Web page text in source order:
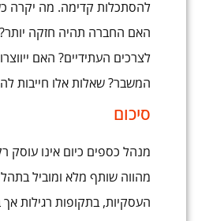
להסתכלות קדימה. מה יקרה
האם החברה תהיה חזקה
לצרכים העתידיים? האם
המשבר? שאלות אלו חייבות
סיכום
מנהל כספים כיום אינו עוסק
מהווה שותף מלא ומוביל
העסקיות, בתקופות רגילות